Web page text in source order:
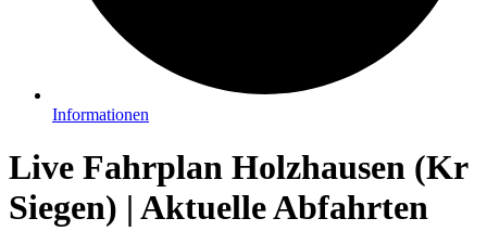
Informationen
Live Fahrplan Holzhausen (Kr
Siegen) | Aktuelle Abfahrten